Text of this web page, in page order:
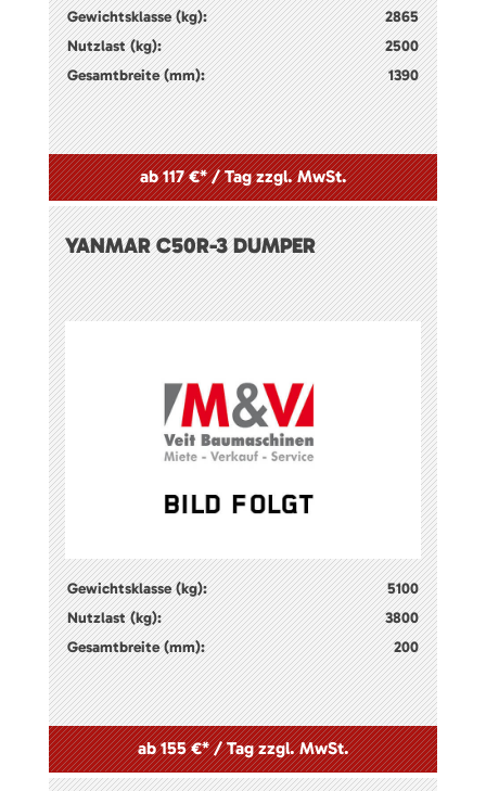
Gewichtsklasse (kg):
2865
Nutzlast (kg):
2500
Gesamtbreite (mm):
1390
ab 117 €* / Tag zzgl. MwSt.
YANMAR C50R-3 DUMPER
Gewichtsklasse (kg):
5100
Nutzlast (kg):
3800
Gesamtbreite (mm):
200
ab 155 €* / Tag zzgl. MwSt.